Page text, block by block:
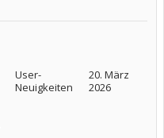
User-
Neuigkeiten
20. März
2026